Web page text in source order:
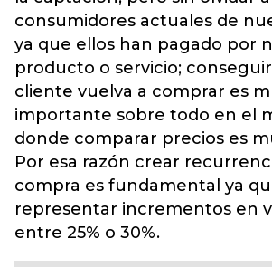
consumidores actuales de
ya que ellos han pagado por
producto o servicio;
cliente vuelva a comprar es
importante sobre todo en el
donde comparar precios es
Por esa razón crear
compra es fundamental ya
representar incrementos en
entre 25% o 30%.